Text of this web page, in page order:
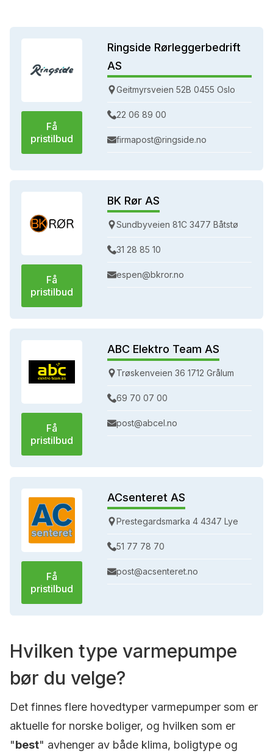
Få
pristilbud
Ringside Rørleggerbedrift
AS
Geitmyrsveien 52B 0455 Oslo
22 06 89 00
firmapost@ringside.no
Få
pristilbud
BK Rør AS
Sundbyveien 81C 3477 Båtstø
31 28 85 10
espen@bkror.no
Få
pristilbud
ABC Elektro Team AS
Trøskenveien 36 1712 Grålum
69 70 07 00
post@abcel.no
Få
pristilbud
ACsenteret AS
Prestegardsmarka 4 4347 Lye
51 77 78 70
post@acsenteret.no
Hvilken type varmepumpe
bør du velge?
Det finnes flere hovedtyper varmepumper som er
aktuelle for norske boliger, og hvilken som er
"best" avhenger av både klima, boligtype og